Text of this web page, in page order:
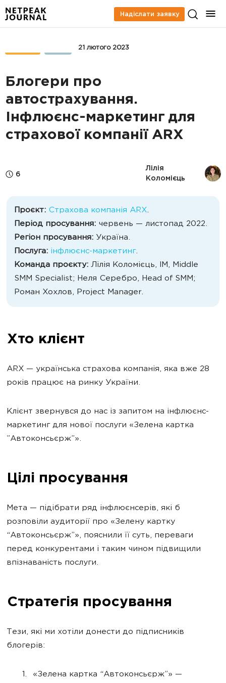
Надіслати заявку
21 лютого 2023
Блогери про
автострахування.
Інфлюєнс-маркетинг для
страхової компанії ARX
6
Лілія
Коломієць
Проєкт: Страхова компанія ARX.
Період просування: червень — листопад 2022.
Регіон просування: Україна.
Послуга: інфлюєнс-маркетинг.
Команда проєкту: Лілія Коломієць, IM, Middle
SMM Specialist; Неля Серебро, Head of SMM;
Роман Хохлов, Project Manager.
Хто клієнт
ARX — українська страхова компанія, яка вже 28
років працює на ринку України.
Клієнт звернувся до нас із запитом на інфлюєнс-
маркетинг для нової послуги «Зелена картка
”Автоконсьєрж”».
Цілі просування
Мета — підібрати ряд інфлюєнсерів, які б
розповіли аудиторії про «Зелену картку
“Автоконсьєрж”», пояснили її суть, переваги
перед конкурентами і таким чином підвищили
впізнаваність послуги.
Стратегія просування
Тези, які ми хотіли донести до підписників
блогерів:
«Зелена картка “Автоконсьєрж”» —